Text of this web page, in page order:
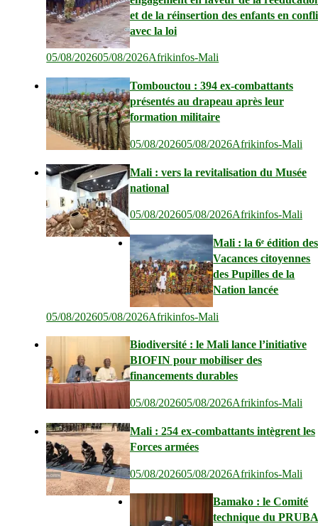
et de la réinsertion des enfants en
avec la loi
05/08/202605/08/2026Afrikinfos-Mali
Tombouctou : 394 ex-combattants
présentés au drapeau après leur
formation militaire
05/08/202605/08/2026Afrikinfos-Mali
Mali : vers la revitalisation du Musée
national
05/08/202605/08/2026Afrikinfos-Mali
Mali : la 6ᵉ édition des
Vacances citoyennes
des Pupilles de la
Nation lancée
05/08/202605/08/2026Afrikinfos-Mali
Biodiversité : le Mali lance l’initiative
BIOFIN pour mobiliser des
financements durables
05/08/202605/08/2026Afrikinfos-Mali
Mali : 254 ex-combattants intègrent les
Forces armées
05/08/202605/08/2026Afrikinfos-Mali
Bamako : le Comité
technique du